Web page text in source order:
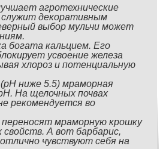
агротехнические
служит декоративным
выбор мульчи может
богата кальцием. Его
усвоение железа
хлороз и потенциальную
ниже 5.5) мраморная
На щелочных почвах
рекомендуется во
мраморную крошку
свойств. А вот барбарис,
чувствуют себя на